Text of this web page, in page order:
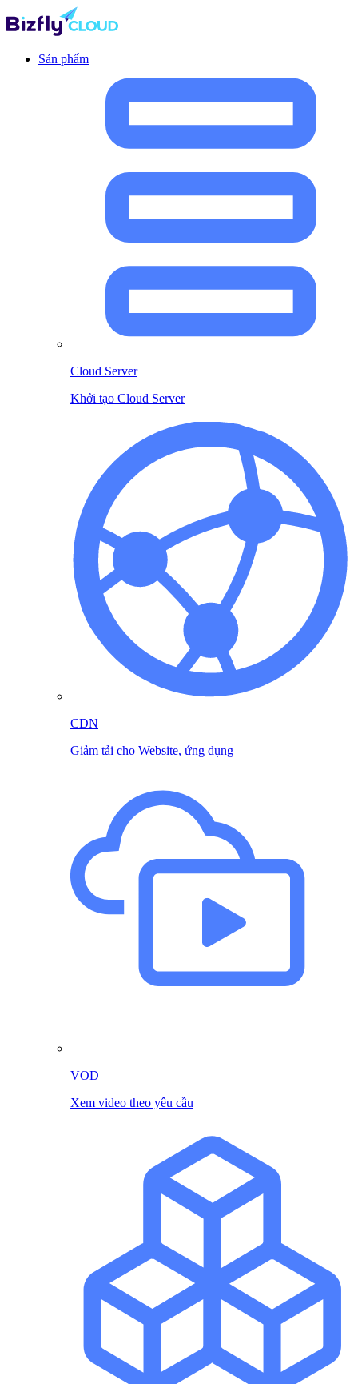
Sản phẩm
Cloud Server
Khởi tạo Cloud Server
CDN
Giảm tải cho Website, ứng dụng
VOD
Xem video theo yêu cầu